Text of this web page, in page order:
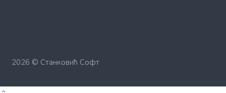
2026 © Станковић Софт